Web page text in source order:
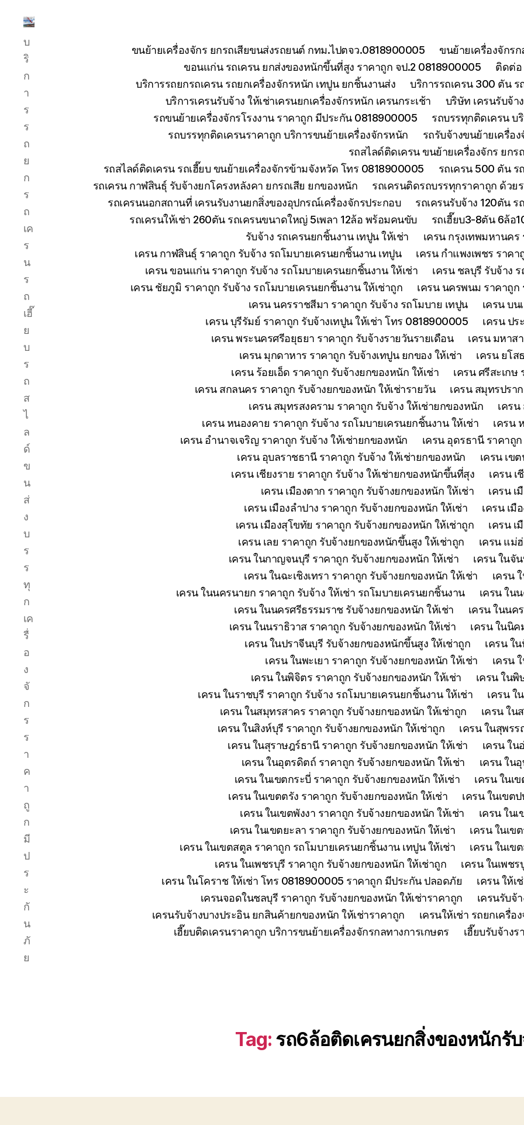
รถ
ยก
รถ
รถ
เฮี๊ยบ
รถ
ขนส่ง
เครื่องจักร
โทร
บ
ริ
ก
า
ร
ร
ถ
ย
ก
ร
ถ
เค
ร
น
ร
ถ
เฮี๊
ย
บ
ร
ถ
ส
ไ
ล
ด์
ข
น
ส่
ง
บ
ร
ร
ทุ
ก
เค
รื่
อ
ง
จั
ก
ร
ร
า
ค
า
ถู
ก
มี
ป
ร
ะ
กั
น
ภั
ย
ขนย้ายเครื่องจักร ยกรถเสียขนส่งรถยนต์ กทม.ไปตจว.0818900005
ขนย้ายเครื่องจักร
ขอนแก่น รถเครน ยกส่งของหนักขึ้นที่สูง ราคาถูก จป.2 0818900005
ติดต่อ
บริการรถยกรถเครน รถยกเครื่องจักรหนัก เทปูน ยกชิ้นงานส่ง
บริการรถเครน 300 ตัน ร
บริการเครนรับจ้าง ให้เช่าเครนยกเครื่องจักรหนัก เครนกระเช้า
บริษัท เครนรับจ้า
รถขนย้ายเครื่องจักรโรงงาน ราคาถูก มีประกัน 0818900005
รถบรรทุกติดเครน บ
รถบรรทุกติดเครนราคาถูก บริการขนย้ายเครื่องจักรหนัก
รถรับจ้างขนย้ายเครื่อ
รถสไลด์ติดเครน ขนย้ายเครื่องจักร ยก
รถสไลด์ติดเครน รถเฮี๊ยบ ขนย้ายเครื่องจักรข้ามจังหวัด โทร 0818900005
รถเครน 500 ตัน ร
รถเครน กาฬสินธุ์ รับจ้างยกโครงหลังคา ยกรถเสีย ยกของหนัก
รถเครนติดรถบรรทุกราคาถูก ด้ว
รถเครนนอกสถานที่ เครนรับงานยกสิ่งของอุปกรณ์เครื่องจักรประกอบ
รถเครนรับจ้าง 120ตัน
รถเครนให้เช่า 260ตัน รถเครนขนาดใหญ่ 5เพลา 12ล้อ พร้อมคนขับ
รถเฮี๊ยบ3-8ตัน 6ล้อ
รับจ้าง รถเครนยกชิ้นงาน เทปูน ให้เช่า
เครน กรุงเทพมหานคร
เครน กาฬสินธุ์ ราคาถูก รับจ้าง รถโมบายเครนยกชิ้นงาน เทปูน
เครน กำแพงเพชร ราค
เครน ขอนแก่น ราคาถูก รับจ้าง รถโมบายเครนยกชิ้นงาน ให้เช่า
เครน ชลบุรี รับจ้าง
เครน ชัยภูมิ ราคาถูก รับจ้าง รถโมบายเครนยกชิ้นงาน ให้เช่าถูก
เครน นครพนม ราคาถูก
เครน นครราชสีมา ราคาถูก รับจ้าง รถโมบาย เทปูน
เครน บน
เครน บุรีรัมย์ ราคาถูก รับจ้างเทปูน ให้เช่า โทร 0818900005
เครน ปร
เครน พระนครศรีอยุธยา ราคาถูก รับจ้างรายวันรายเดือน
เครน มหาส
เครน มุกดาหาร ราคาถูก รับจ้างเทปูน ยกของ ให้เช่า
เครน ยโส
เครน ร้อยเอ็ด ราคาถูก รับจ้างยกของหนัก ให้เช่า
เครน ศรีสะเกษ
เครน สกลนคร ราคาถูก รับจ้างยกของหนัก ให้เช่ารายวัน
เครน สมุทรปรา
เครน สมุทรสงคราม ราคาถูก รับจ้าง ให้เช่ายกของหนัก
เครน
เครน หนองคาย ราคาถูก รับจ้าง รถโมบายเครนยกชิ้นงาน ให้เช่า
เครน
เครน อำนาจเจริญ ราคาถูก รับจ้าง ให้เช่ายกของหนัก
เครน อุดรธานี ราคาถู
เครน อุบลราชธานี ราคาถูก รับจ้าง ให้เช่ายกของหนัก
เครน เข
เครน เชียงราย ราคาถูก รับจ้าง ให้เช่ายกของหนักขึ้นที่สุง
เครน เ
เครน เมืองตาก ราคาถูก รับจ้างยกของหนัก ให้เช่า
เครน เ
เครน เมืองลำปาง ราคาถูก รับจ้างยกของหนัก ให้เช่า
เครน เมื
เครน เมืองสุโขทัย ราคาถูก รับจ้างยกของหนัก ให้เช่าถูก
เครน เ
เครน เลย ราคาถูก รับจ้างยกของหนักขึ้นสูง ให้เช่าถูก
เครน แม่
เครน ในกาญจนบุรี ราคาถูก รับจ้างยกของหนัก ให้เช่า
เครน ในจั
เครน ในฉะเชิงเทรา ราคาถูก รับจ้างยกของหนัก ให้เช่า
เครน
เครน ในนครนายก ราคาถูก รับจ้าง ให้เช่า รถโมบายเครนยกชิ้นงาน
เครน ใน
เครน ในนครศรีธรรมราช รับจ้างยกของหนัก ให้เช่า
เครน ในนค
เครน ในนราธิวาส ราคาถูก รับจ้างยกของหนัก ให้เช่า
เครน ในนิค
เครน ในปราจีนบุรี รับจ้างยกของหนักขึ้นสูง ให้เช่าถูก
เครน ใ
เครน ในพะเยา ราคาถูก รับจ้างยกของหนัก ให้เช่า
เครน
เครน ในพิจิตร ราคาถูก รับจ้างยกของหนัก ให้เช่า
เครน ใน
เครน ในราชบุรี ราคาถูก รับจ้าง รถโมบายเครนยกชิ้นงาน ให้เช่า
เครน ใ
เครน ในสมุทรสาคร ราคาถูก รับจ้างยกของหนัก ให้เช่าถูก
เครน ใน
เครน ในสิงห์บุรี ราคาถูก รับจ้างยกของหนัก ให้เช่าถูก
เครน ในสุพร
เครน ในสุราษฎร์ธานี ราคาถูก รับจ้างยกของหนัก ให้เช่า
เครน ใน
เครน ในอุตรดิตถ์ ราคาถูก รับจ้างยกของหนัก ให้เช่า
เครน ใน
เครน ในเขตกระบี่ ราคาถูก รับจ้างยกของหนัก ให้เช่า
เครน ในเ
เครน ในเขตตรัง ราคาถูก รับจ้างยกของหนัก ให้เช่า
เครน ในเขต
เครน ในเขตพังงา ราคาถูก รับจ้างยกของหนัก ให้เช่า
เครน ใน
เครน ในเขตยะลา ราคาถูก รับจ้างยกของหนัก ให้เช่า
เครน ในเข
เครน ในเขตสตูล ราคาถูก รถโมบายเครนยกชิ้นงาน เทปูน ให้เช่า
เครน ในเข
เครน ในเพชรบุรี ราคาถูก รับจ้างยกของหนัก ให้เช่าถูก
เครน ในเพช
เครน ในโคราช ให้เช่า โทร 0818900005 ราคาถูก มีประกัน ปลอดภัย
เครน ให้เ
เครนจอดในชลบุรี ราคาถูก รับจ้างยกของหนัก ให้เช่าราคาถูก
เครนรับจ้
เครนรับจ้างบางประอิน ยกสินค้ายกของหนัก ให้เช่าราคาถูก
เครนให้เช่า รถยกเครื่
เฮี๊ยบติดเครนราคาถูก บริการขนย้ายเครื่องจักรกลทางการเกษตร
เฮี๊ยบรับจ้าง
Tag: รถ6ล้อติดเครนยกสิ่งของหนักรับ